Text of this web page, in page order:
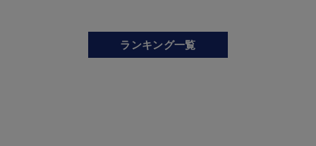
ランキング一覧